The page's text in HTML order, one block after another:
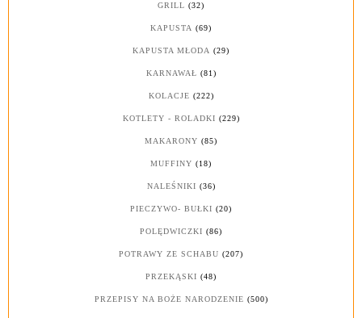
GRILL (32)
KAPUSTA (69)
KAPUSTA MŁODA (29)
KARNAWAŁ (81)
KOLACJE (222)
KOTLETY - ROLADKI (229)
MAKARONY (85)
MUFFINY (18)
NALEŚNIKI (36)
PIECZYWO- BUŁKI (20)
POLĘDWICZKI (86)
POTRAWY ZE SCHABU (207)
PRZEKĄSKI (48)
PRZEPISY NA BOŻE NARODZENIE (500)